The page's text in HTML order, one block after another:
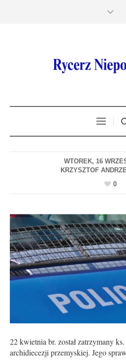
WTOREK, 16
0
22 kwietnia br. został zatrzymany
archidiecezji przemyskiej. Jego